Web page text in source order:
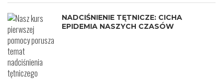
NADCIŚNIENIE TĘTNICZE: CICHA
EPIDEMIA NASZYCH CZASÓW